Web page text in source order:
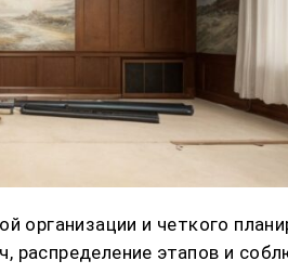
и четкого
распределение этапов и